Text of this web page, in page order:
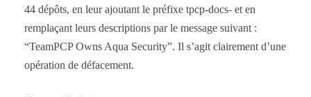
44 dépôts, en leur ajoutant le préfixe tpcp-docs- et en
remplaçant leurs descriptions par le message suivant :
“TeamPCP Owns Aqua Security”. Il s’agit clairement d’une
opération de défacement.